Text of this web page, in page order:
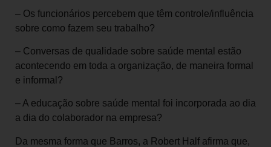
– Os funcionários percebem que têm controle/influência
sobre como fazem seu trabalho?
– Conversas de qualidade sobre saúde mental estão
acontecendo em toda a organização, de maneira formal
e informal?
– A educação sobre saúde mental foi incorporada ao dia
a dia do colaborador na empresa?
Da mesma forma que Barros, a Robert Half afirma que,